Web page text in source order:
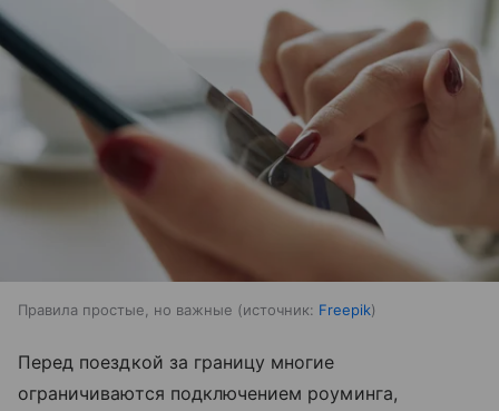
Правила простые, но важные источник: Freepik
Перед поездкой за границу многие
ограничиваются подключением роуминга,